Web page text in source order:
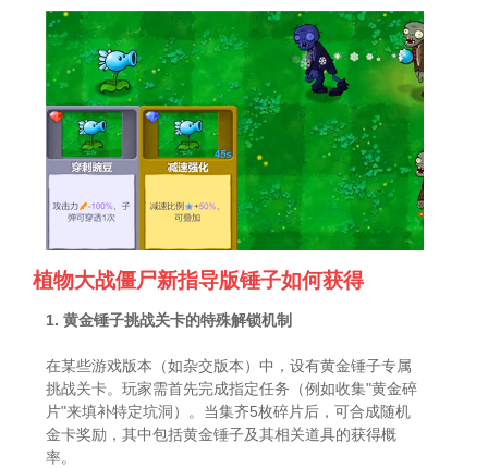
植物大战僵尸新指导版锤子如何获得
1. 黄金锤子挑战关卡的特殊解锁机制
在某些游戏版本（如杂交版本）中，设有黄金锤子专属
挑战关卡。玩家需首先完成指定任务（例如收集"黄金碎
片"来填补特定坑洞）。当集齐5枚碎片后，可合成随机
金卡奖励，其中包括黄金锤子及其相关道具的获得概
率。